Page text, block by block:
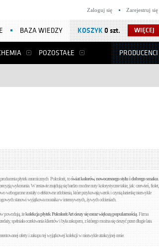
POZOSTAŁE PRODUCENCI
BAZA WIEDZY WIĘCEJ
KOSZYK0 szt.
Zaloguj się Zarejestruj się
płytek ceramicznych Polcolorit, toświat kolorów, nowoczesnego stylu i dobrego smaku
wykonania. W zestawie znajdują się bardzo modne nuty kolorystyczne takie, jak: czerwień, fiolet,
wzbogacone zostały o efektowne zdobienia, które przykuwają wzrok i czynią łazienkę niezwykle
stanowi wyjątkowa mozaika w intensywnych, żywych odcieniach.
powodują, żekolekcja płytek Polcolorit Art cieszy się coraz większą popularnością. Firma
spełniała oczekiwania klientów i była zakupem, z którego można się cieszyć przez długie lata.
oferty i zakupu tej wyjątkowej kolekcji w niezwykle atrakcyjnej cenie.